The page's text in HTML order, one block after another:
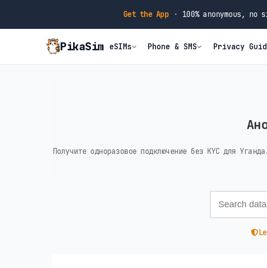
Get the App · 100% anonymous,
PikaSim eSIMs Phone & SMS Privacy
Получите одноразовое подключение без KYC для